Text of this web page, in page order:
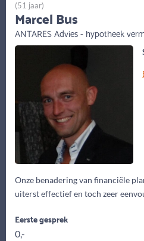
Onze benadering van financiële
uiterst effectief en toch zeer
(51 jaar)
Marcel Bus
ANTARES Advies - hypotheek
Eerste gesprek
0,-